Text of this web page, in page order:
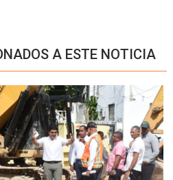
A ESTE NOTICIA